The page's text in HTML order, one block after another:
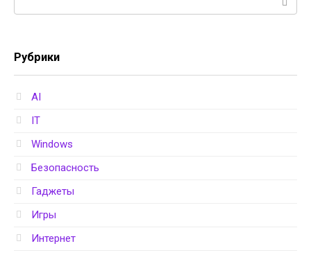
Рубрики
AI
IT
Windows
Безопасность
Гаджеты
Игры
Интернет